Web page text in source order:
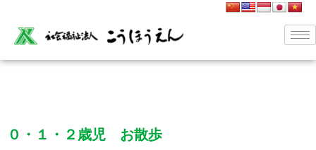
０・１・２歳児 お散歩